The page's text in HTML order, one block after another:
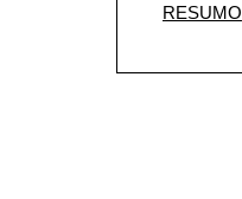
RESUMO